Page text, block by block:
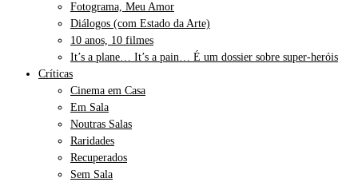
Fotograma, Meu Amor
Diálogos (com Estado da Arte)
10 anos, 10 filmes
It’s a plane… It’s a pain… É um dossier sobre super-heróis
Críticas
Cinema em Casa
Em Sala
Noutras Salas
Raridades
Recuperados
Sem Sala